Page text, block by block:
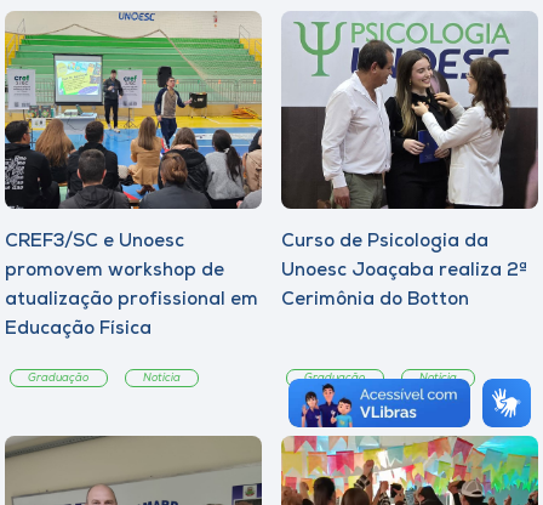
CREF3/SC e Unoesc
promovem workshop de
atualização profissional em
Educação Física
Graduação Notícia
Curso de Psicologia da
Unoesc Joaçaba realiza 2ª
Cerimônia do Botton
Graduação Notícia